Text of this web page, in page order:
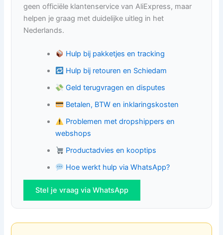
geen officiële klantenservice van AliExpress, maar
helpen je graag met duidelijke uitleg in het
Nederlands.
Hulp bij pakketjes en tracking
Hulp bij retouren en Schiedam
Geld terugvragen en disputes
Betalen, BTW en inklaringskosten
Problemen met dropshippers en
webshops
Productadvies en kooptips
Hoe werkt hulp via WhatsApp?
Stel je vraag via WhatsApp